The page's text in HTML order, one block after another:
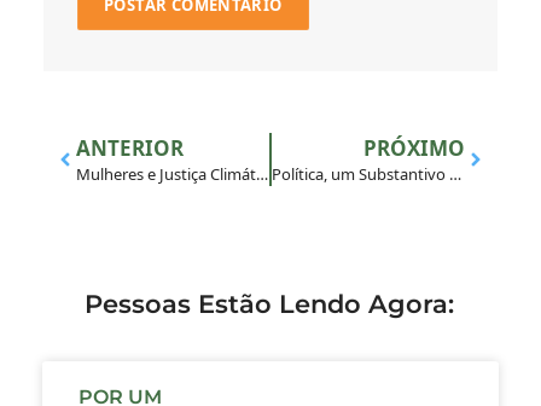
ANTERIOR
Mulheres e Justiça Climática
PRÓXIMO
Política, um Substantivo Feminino
Pessoas Estão Lendo Agora:
POR UM